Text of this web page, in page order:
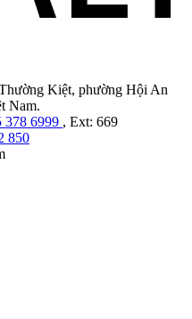
Kiệt, phường Hội An
Nam.
378 6999 , Ext: 669
850